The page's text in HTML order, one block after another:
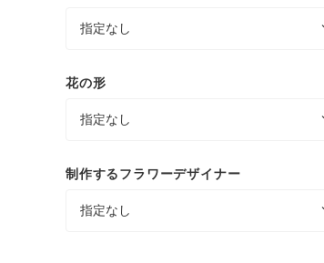
花の形
制作するフラワーデザイナー